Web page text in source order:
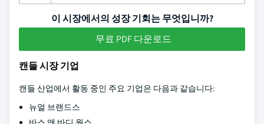
이 시장에서의 성장 기회는 무엇입니까?
무료 PDF 다운로드
캔들 시장 기업
캔들 산업에서 활동 중인 주요 기업은 다음과 같습니다:
뉴얼 브랜드스